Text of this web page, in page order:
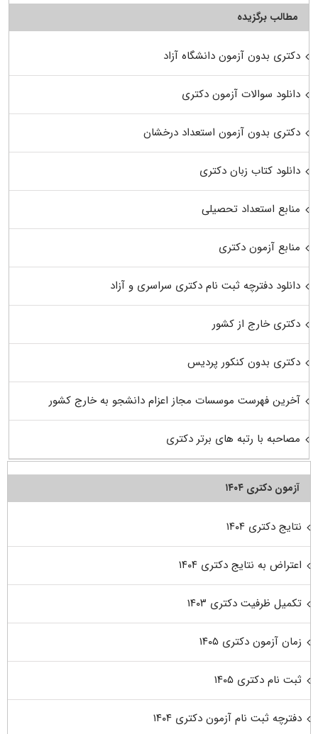
مطالب برگزیده
دکتری بدون آزمون دانشگاه آزاد
دانلود سوالات آزمون دکتری
دکتری بدون آزمون استعداد درخشان
دانلود کتاب زبان دکتری
منابع استعداد تحصیلی
منابع آزمون دکتری
دانلود دفترچه ثبت نام دکتری سراسری و آزاد
دکتری خارج از کشور
دکتری بدون کنکور پردیس
آخرین فهرست موسسات مجاز اعزام دانشجو به خارج کشور
مصاحبه با رتبه های برتر دکتری
آزمون دکتری ۱۴۰۴
نتایج دکتری ۱۴۰۴
اعتراض به نتایج دکتری ۱۴۰۴
تکمیل ظرفیت دکتری ۱۴۰۳
زمان آزمون دکتری ۱۴۰۵
ثبت نام دکتری ۱۴۰۵
دفترچه ثبت نام آزمون دکتری ۱۴۰۴